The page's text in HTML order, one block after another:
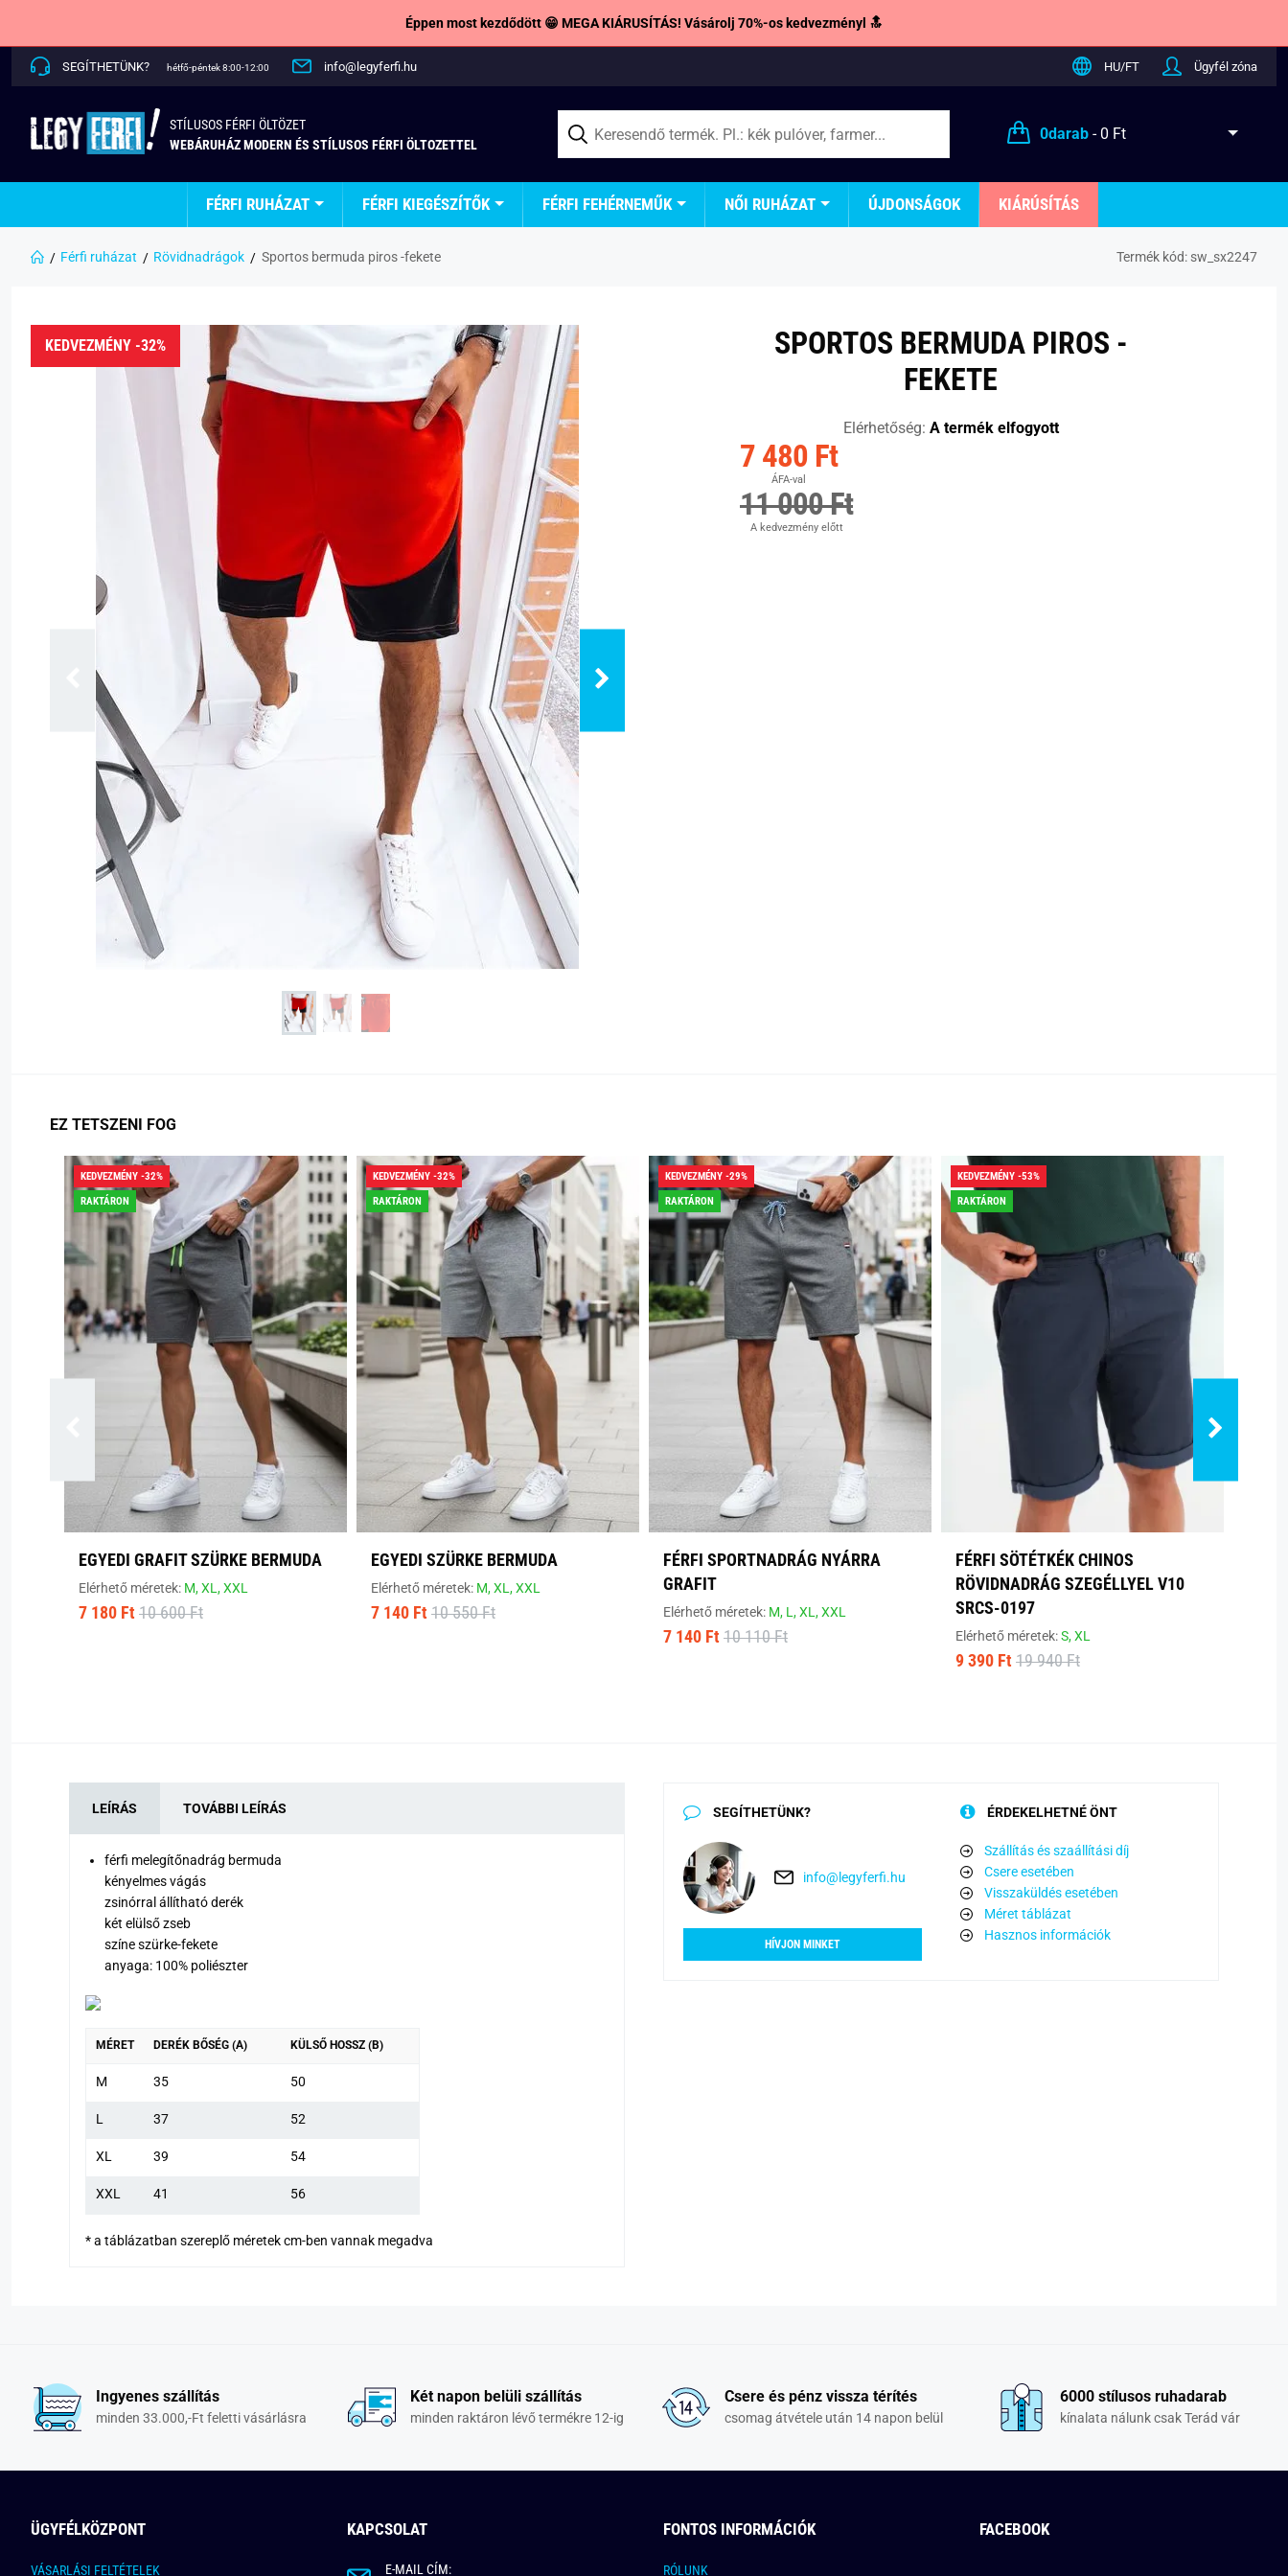
Éppen most kezdődött 😁 MEGA KIÁRUSÍTÁS! Vásárolj 70%-os kedvezményl 🔝
SEGÍTHETÜNK? hétfő-péntek 8:00-12:00 info@legyferfi.hu HU/FT Ügyfél zóna
STÍLUSOS FÉRFI ÖLTÖZET
WEBÁRUHÁZ MODERN ÉS STÍLUSOS FÉRFI ÖLTOZETTEL
0darab- 0 Ft
FÉRFI RUHÁZAT FÉRFI KIEGÉSZÍTŐK FÉRFI FEHÉRNEMŰK NŐI RUHÁZAT ÚJDONSÁGOK KIÁRÚSÍTÁS
Férfi ruházat Rövidnadrágok Sportos bermuda piros -fekete Termék kód: sw_sx2247
KEDVEZMÉNY -32%
SPORTOS BERMUDA PIROS -
FEKETE
Elérhetőség: A termék elfogyott
7 480 Ft
ÁFA-val
11 000 Ft
A kedvezmény előtt
EZ TETSZENI FOG
KEDVEZMÉNY -32%
RAKTÁRON
EGYEDI GRAFIT SZÜRKE BERMUDA
Elérhető méretek: M,XL,XXL
7 180 Ft 10 600 Ft
KEDVEZMÉNY -32%
RAKTÁRON
EGYEDI SZÜRKE BERMUDA
Elérhető méretek: M,XL,XXL
7 140 Ft 10 550 Ft
KEDVEZMÉNY -29%
RAKTÁRON
FÉRFI SPORTNADRÁG NYÁRRA
GRAFIT
Elérhető méretek: M, L,XL,XXL
7 140 Ft 10 110 Ft
KEDVEZMÉNY -53%
RAKTÁRON
FÉRFI SÖTÉTKÉK CHINOS
RÖVIDNADRÁG SZEGÉLLYEL V10
SRCS-0197
Elérhető méretek:S,XL
9 390 Ft 19 940 Ft
LEÍRÁS TOVÁBBI LEÍRÁS
férfi melegítőnadrág bermuda
kényelmes vágás
zsinórral állítható derék
két elülső zseb
színe szürke-fekete
anyaga: 100% poliészter
MÉRET DERÉK BŐSÉG (A) KÜLSŐ HOSSZ (B)
M 35 50
L 37 52
XL 39 54
XXL 41 56
*a táblázatban szereplő méretek cm-ben vannak megadva
SEGÍTHETÜNK?
info@legyferfi.hu
HÍVJON MINKET
ÉRDEKELHETNÉ ÖNT
Szállítás és szaállítási díj
Csere esetében
Visszaküldés esetében
Méret táblázat
Hasznos információk
Ingyenes szállítás
minden 33.000,-Ft feletti vásárlásra
Két napon belüli szállítás
minden raktáron lévő termékre 12-ig
Csere és pénz vissza térítés
csomag átvétele után 14 napon belül
6000 stílusos ruhadarab
kínalata nálunk csak Terád vár
ÜGYFÉLKÖZPONT
VÁSARLÁSI FELTÉTELEK
KAPCSOLAT
E-MAIL CÍM:
FONTOS INFORMÁCIÓK
RÓLUNK
FACEBOOK